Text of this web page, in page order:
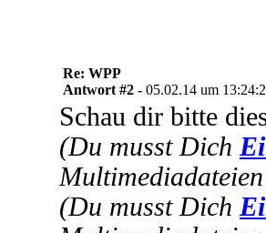
Re: WPP
Antwort #2 - 05.02.14 um
Schau dir bitte
(Du musst Dich
(Du musst Dich